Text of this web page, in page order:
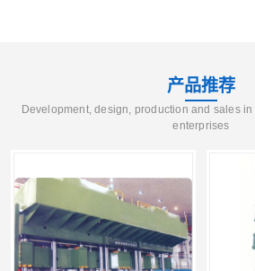
产品推荐
Development, design, production and sales
enterprises